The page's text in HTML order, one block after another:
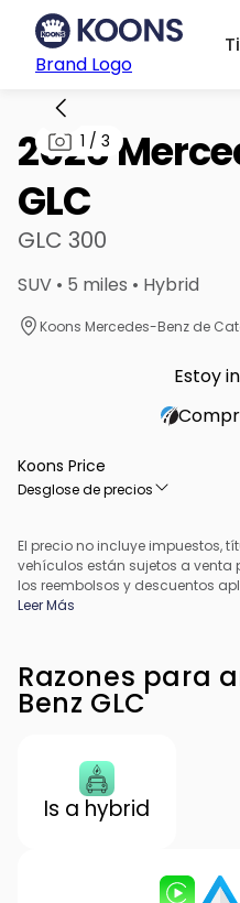
Brand Logo
1 / 3
2026
GLC
GLC 300
SUV • 5 miles • Hybrid
Koons Mercedes-Benz de
Estoy
Koons Price
Desglose de precios
El precio no incluye impuestos,
vehículos están sujetos a venta
los reembolsos y descuentos
consumidores; pueden
de procesamiento del
concesionario puede variar.
Leer Más
Razones para
Benz GLC
Is a hybrid